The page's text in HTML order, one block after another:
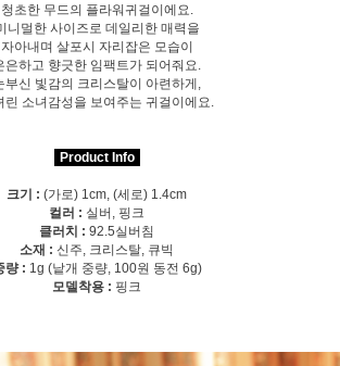
청초한 무드의 플라워귀걸이에요.
니멀한 사이즈로 데일리한 매력을
자아내며 살포시 자리잡은 모습이
은하고 향긋한 임팩트가 되어줘요.
부신 빛감의 크리스탈이 아련하게,
린 소녀감성을 보여주는 귀걸이에요.
Product Info
크기 : (가로) 1cm, (세로) 1.4cm
컬러 : 실버, 핑크
클러치 : 92.5실버침
소재 : 신주, 크리스탈, 큐빅
량 : 1g (낱개 중량, 100원 동전 6g)
모델착용 : 핑크